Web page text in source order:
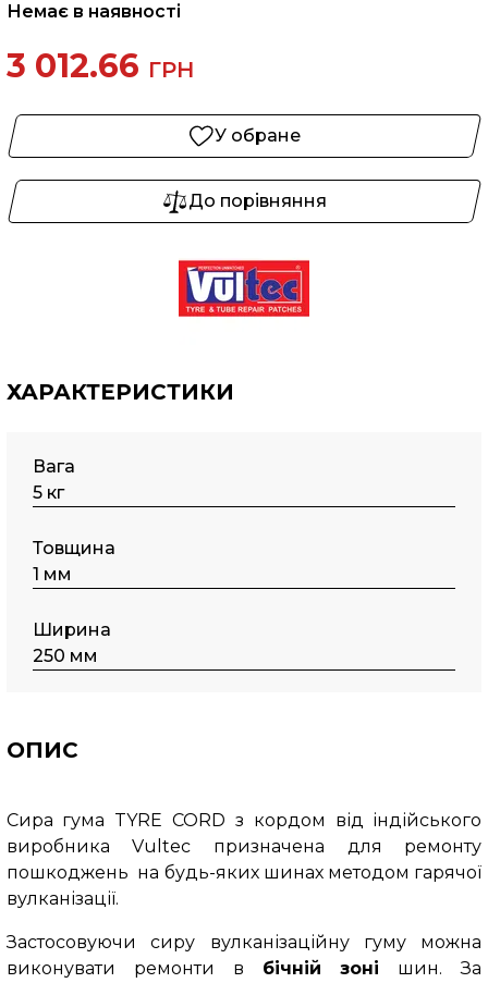
Немає в наявності
3 012.66 ГРН
У обране
До порівняння
ХАРАКТЕРИСТИКИ
Вага
5 кг
Товщина
1 мм
Ширина
250 мм
ОПИС
Сира гума TYRE CORD з кордом від індійського
виробника Vultec призначена для ремонту
пошкоджень на будь-яких шинах методом гарячої
вулканізації.
Застосовуючи сиру вулканізаційну гуму можна
виконувати ремонти в бічній зоні шин. За